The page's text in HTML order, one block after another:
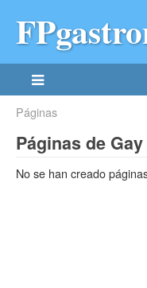
Páginas
Páginas de
No se han creado